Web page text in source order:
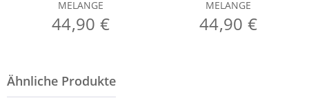
MELANGE
44,90 €
MELANGE
44,90 €